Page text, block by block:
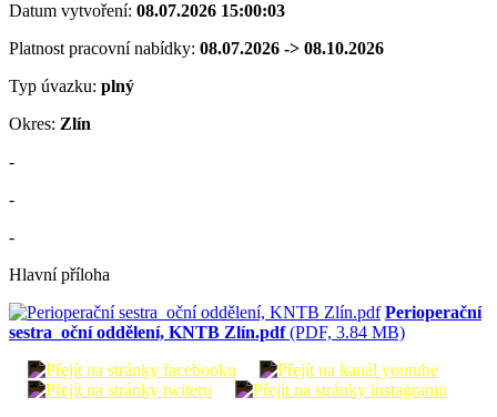
Datum vytvoření: 08.07.2026 15:00:03
Platnost pracovní nabídky: 08.07.2026 -> 08.10.2026
Typ úvazku: plný
Okres: Zlín
-
-
-
Hlavní příloha
Perioperační
sestra_oční oddělení, KNTB Zlín.pdf(PDF, 3.84 MB)